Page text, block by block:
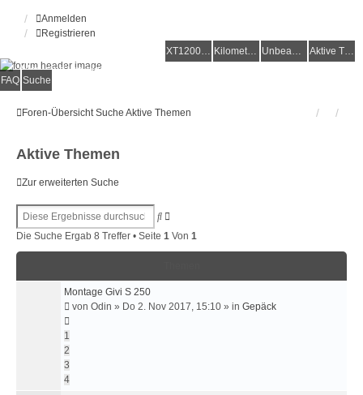
Anmelden
Registrieren
XT1200Z-Wiki
Kilometerstatistik Unbeantwortete Themen Aktive Themen
Alles rund um die Yamaha XT1200Z Super Ténéré
FAQ Suche
Foren-Übersicht Suche Aktive Themen
Aktive Themen
Zur erweiterten Suche
Suche
Die Suche Ergab 8 Treffer • Seite 1 Von 1
Montage Givi S 250
von Odin » Do 2. Nov 2017, 15:10 » in Gepäck
1
2
3
4